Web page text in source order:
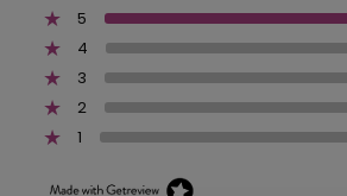
5
4
3
2
1